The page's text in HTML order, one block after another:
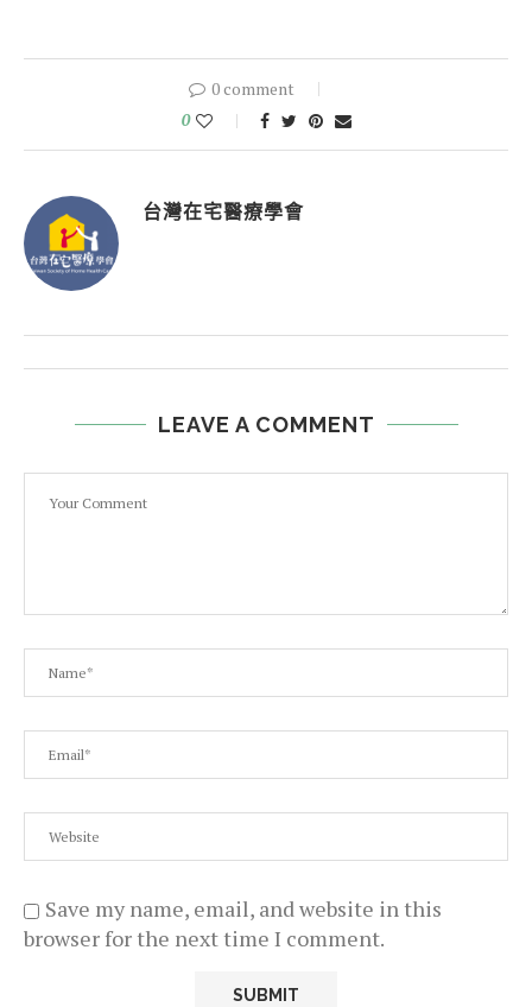
0 comment
0
台灣在宅醫療學會
LEAVE A COMMENT
Save my name, email, and website in this
browser for the next time I comment.